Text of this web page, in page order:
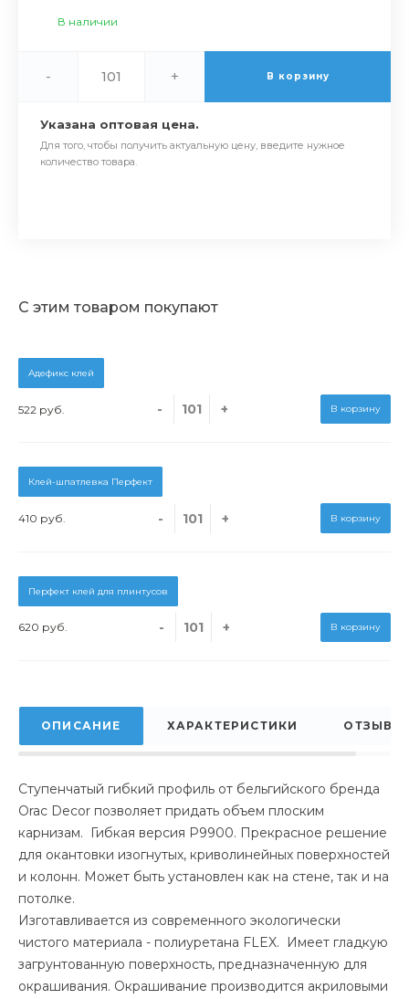
В наличии
- + В корзину
Указана оптовая цена.
Для того, чтобы получить актуальную цену, введите нужное
количество товара.
С этим товаром покупают
Адефикс клей
522 руб. - + В корзину
Клей-шпатлевка Перфект
410 руб. - + В корзину
Перфект клей для плинтусов
620 руб. - + В корзину
ОПИСАНИЕ ХАРАКТЕРИСТИКИ ОТЗЫВЫ
Ступенчатый гибкий профиль от бельгийского бренда
Orac Decor позволяет придать объем плоским
карнизам. Гибкая версия Р9900. Прекрасное решение
для окантовки изогнутых, криволинейных поверхностей
и колонн. Может быть установлен как на стене, так и на
потолке.
Изготавливается из современного экологически
чистого материала - полиуретана FLEX. Имеет гладкую
загрунтованную поверхность, предназначенную для
окрашивания. Окрашивание производится акриловыми